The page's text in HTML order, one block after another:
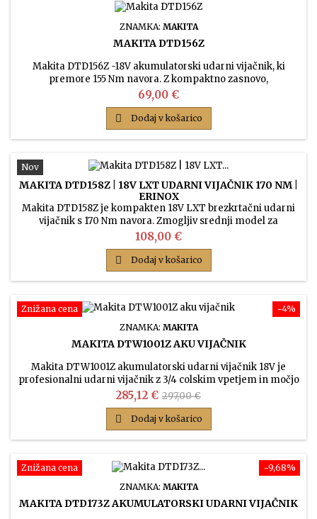
ZNAMKA: MAKITA
MAKITA DTD156Z
Makita DTD156Z -18V akumulatorski udarni vijačnik, ki
premore 155 Nm navora. Z kompaktno zasnovo,
aluminijastim ohišjem, ustrezno zmogljivostjo je zelo
primeren za domačo uporabo.
Cena
69,00 €
 Dodaj v košarico
Nov
MAKITA DTD158Z | 18V LXT UDARNI VIJAČNIK 170 NM |
ERINOX
Makita DTD158Z je kompakten 18V LXT brezkrtačni udarni
vijačnik s 170 Nm navora. Zmogljiv srednji model za
montažo, tesarstvo in redno profesionalno uporabo.
Cena
108,00 €
 Dodaj v košarico
−4%
Znižana cena
ZNAMKA: MAKITA
MAKITA DTW1001Z AKU VIJAČNIK
Makita DTW1001Z akumulatorski udarni vijačnik 18V je
profesionalni udarni vijačnik z 3/4 colskim vpetjem in močjo
udarca 1050Nm. Glavni namen modela je vijačenje lesnih in
strojnih vijakov, npr. servis kmetijske mehanizacije, servis
motornih vozil in za industrijsko rabo.
Cena
285,12 € Običajna
cena
297,00 €
 Dodaj v košarico
−9,68%
Znižana cena
ZNAMKA: MAKITA
MAKITA DTD173Z AKUMULATORSKI UDARNI VIJAČNIK